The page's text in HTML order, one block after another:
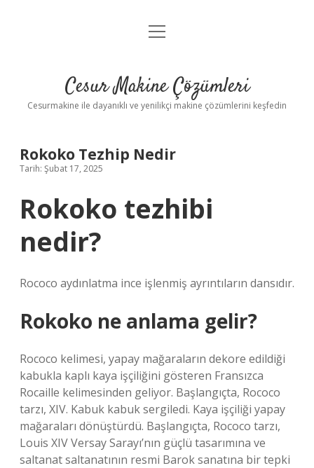
Anasayfa
Yasal Uyarı
menüyü
Cesur Makine Çözümleri
Cesurmakine ile dayanıklı ve yenilikçi makine çözümlerini keşfedin
Rokoko Tezhip Nedir
Tarih: Şubat 17, 2025
Rokoko tezhibi
nedir?
Rococo aydınlatma ince işlenmiş ayrıntıların dansıdır.
Rokoko ne anlama gelir?
Rococo kelimesi, yapay mağaraların dekore edildiği
kabukla kaplı kaya işçiliğini gösteren Fransızca
Rocaille kelimesinden geliyor. Başlangıçta, Rococo
tarzı, XIV. Kabuk kabuk sergiledi. Kaya işçiliği yapay
mağaraları dönüştürdü. Başlangıçta, Rococo tarzı,
Louis XIV Versay Sarayı’nın güçlü tasarımına ve
saltanat saltanatının resmi Barok sanatına bir tepki